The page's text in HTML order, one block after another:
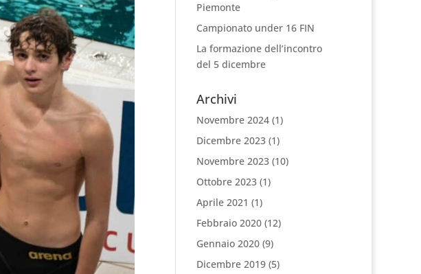
Piemonte
Campionato under 16 FIN
La formazione dell’incontro
del 5 dicembre
Archivi
Novembre 2024(1)
Dicembre 2023(1)
Novembre 2023(10)
Ottobre 2023(1)
Aprile 2021 (1)
Febbraio 2020(12)
Gennaio 2020(9)
Dicembre 2019(5)